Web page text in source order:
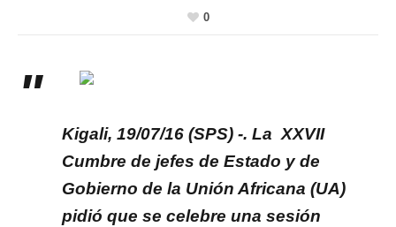
0
Kigali, 19/07/16 (SPS) -. La XXVII
Cumbre de jefes de Estado y de
Gobierno de la Unión Africana (UA)
pidió que se celebre una sesión